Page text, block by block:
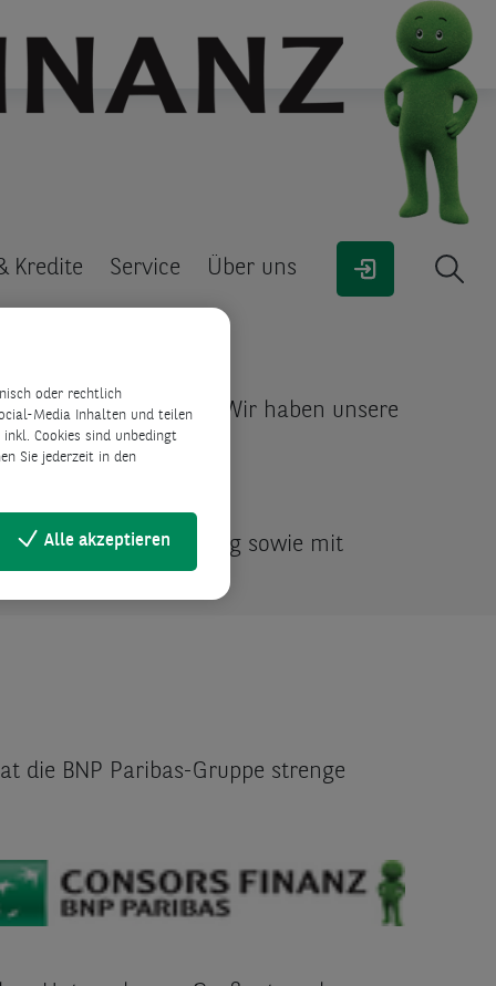
Kredite Service Über uns
Daten wichtig. Wir haben unsere
haben:
sowie mit
die BNP Paribas-Gruppe strenge
oder rechtlich
Media Inhalten und teilen
Cookies sind unbedingt
Sie jederzeit in den
Alle akzeptieren